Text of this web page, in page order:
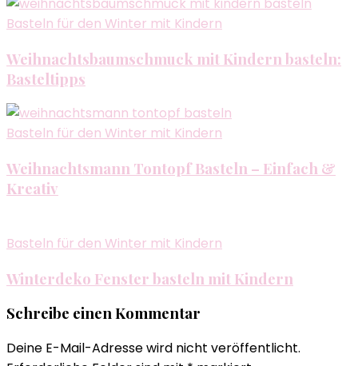
Basteln für den Winter mit Kindern
Weihnachtsbaumschmuck mit Kindern basteln:
Basteltipps
Basteln für den Winter mit Kindern
Weihnachtsmann Tontopf Basteln – Einfach &
Kreativ
Basteln für den Winter mit Kindern
Winterdeko Fenster basteln mit Kindern
Schreibe einen Kommentar
Deine E-Mail-Adresse wird nicht veröffentlicht.